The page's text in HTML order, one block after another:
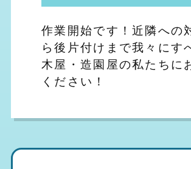
作業開始です！近隣への
ら後片付けまで我々にす
木屋・造園屋の私たちに
ください！